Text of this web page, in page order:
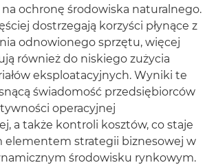
ochronę środowiska naturalnego.
dostrzegają korzyści płynące z
odnowionego sprzętu, więcej
również do niskiego zużycia
eksploatacyjnych. Wyniki te
świadomość przedsiębiorców
operacyjnej
a także kontroli kosztów, co staje
elementem strategii biznesowej w
środowisku rynkowym.